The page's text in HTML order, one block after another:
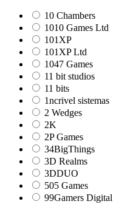
10 Chambers
1010 Games Ltd
101XP
101XP Ltd
1047 Games
11 bit studios
11 bits
1ncrivel sistemas
2 Wedges
2K
2P Games
34BigThings
3D Realms
3DDUO
505 Games
99Gamers Digital